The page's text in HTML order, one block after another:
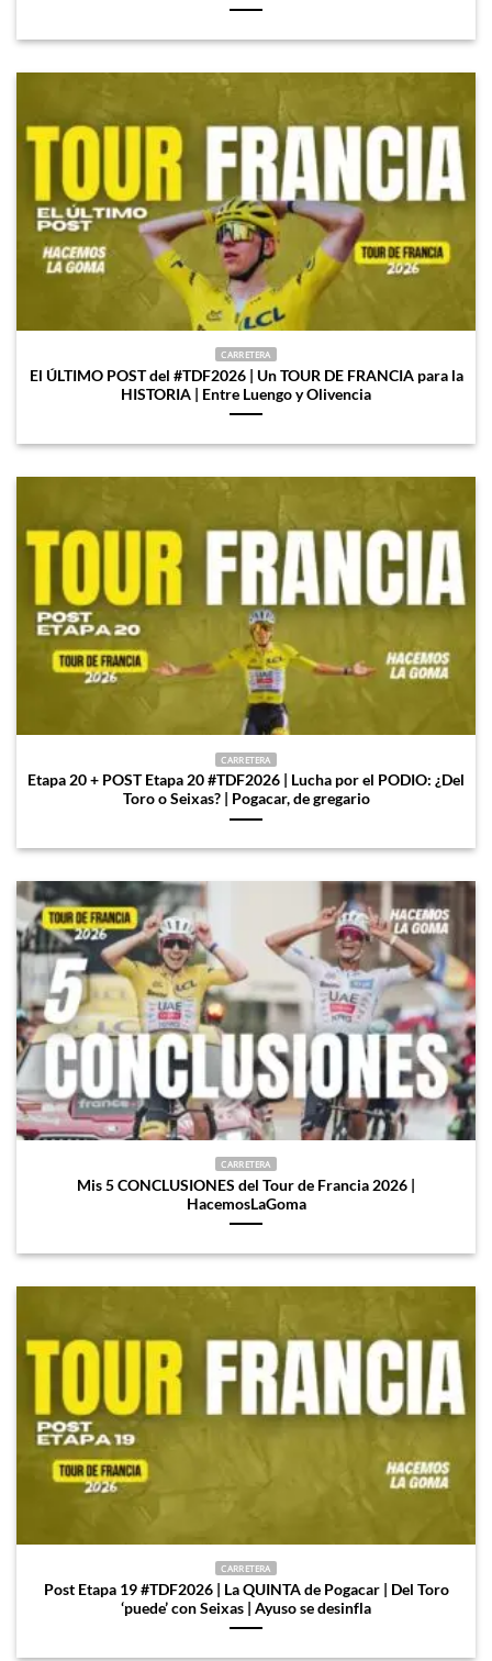
CARRETERA
El ÚLTIMO POST del #TDF2026 | Un TOUR DE FRANCIA para la
HISTORIA | Entre Luengo y Olivencia
CARRETERA
Etapa 20 + POST Etapa 20 #TDF2026 | Lucha por el PODIO: ¿Del
Toro o Seixas? | Pogacar, de gregario
CARRETERA
Mis 5 CONCLUSIONES del Tour de Francia 2026 |
HacemosLaGoma
CARRETERA
Post Etapa 19 #TDF2026 | La QUINTA de Pogacar | Del Toro
‘puede’ con Seixas | Ayuso se desinfla